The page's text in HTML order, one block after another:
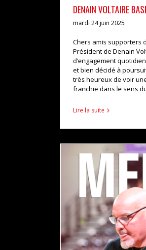
DENAIN VOLTAIRE
mardi 24 juin 2025
Chers amis supporters
Président de Denain
d’engagement
et bien décidé à
très heureux de voir
franchie dans le sens
Lire la suite